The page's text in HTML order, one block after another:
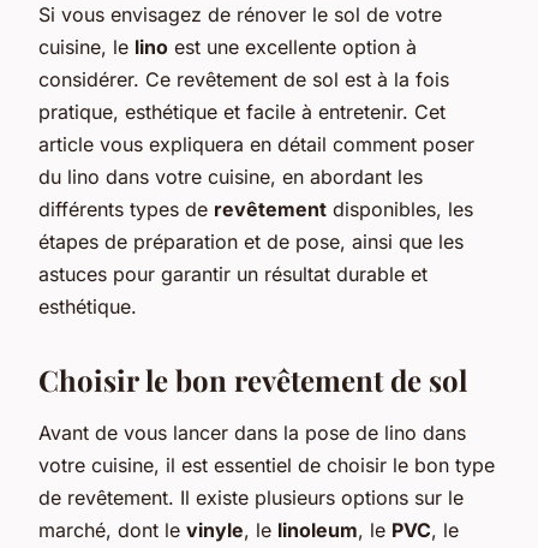
Si vous envisagez de rénover le sol de votre
cuisine, le lino est une excellente option à
considérer. Ce revêtement de sol est à la fois
pratique, esthétique et facile à entretenir. Cet
article vous expliquera en détail comment poser
du lino dans votre cuisine, en abordant les
différents types de revêtement disponibles, les
étapes de préparation et de pose, ainsi que les
astuces pour garantir un résultat durable et
esthétique.
Choisir le bon revêtement de sol
Avant de vous lancer dans la pose de lino dans
votre cuisine, il est essentiel de choisir le bon type
de revêtement. Il existe plusieurs options sur le
marché, dont le vinyle, le linoleum, le PVC, le